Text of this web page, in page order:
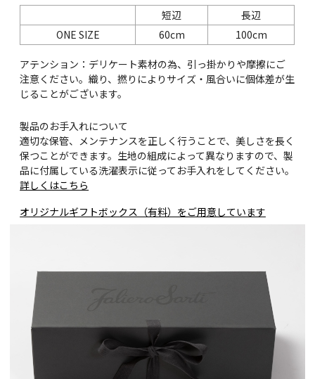
短辺
長辺
ONE SIZE
60cm 100cm
アテンション：デリケート素材の為、引っ掛かりや摩擦にご
注意ください。織り、撚りによりサイズ・風合いに個体差が生
じることがございます。
製品のお手入れについて
適切な保管、メンテナンスを正しく行うことで、美しさを長く
保つことができます。生地の組成によって異なりますので、製
品に付属している洗濯表示に従ってお手入れをしてください。
詳しくはこちら
オリジナルギフトボックス（有料）をご用意しています